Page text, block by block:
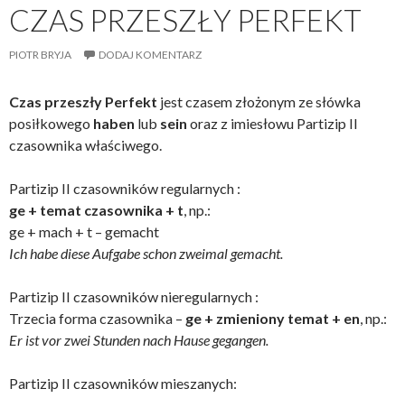
CZAS PRZESZŁY PERFEKT
PIOTR BRYJA DODAJ KOMENTARZ
Czas przeszły Perfekt jest czasem złożonym ze słówka
posiłkowego haben lub sein oraz z imiesłowu Partizip II
czasownika właściwego.
Partizip II czasowników regularnych :
ge + temat czasownika + t, np.:
ge + mach + t – gemacht
Ich habe diese Aufgabe schon zweimal gemacht.
Partizip II czasowników nieregularnych :
Trzecia forma czasownika – ge + zmieniony temat + en, np.:
Er ist vor zwei Stunden nach Hause gegangen.
Partizip II czasowników mieszanych: